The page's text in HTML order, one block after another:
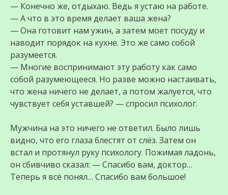
— Конечно же, отдыхаю. Ведь я устаю на работе.
— А что в это время делает ваша жена?
— Она готовит нам ужин, а затем моет посуду и
наводит порядок на кухне. Это же само собой
разумеется.
— Многие воспринимают эту работу как само
собой разумеющееся. Но разве можно настаивать,
что жена ничего не делает, а потом жалуется, что
чувствует себя уставшей? — спросил психолог.
Мужчина на это ничего не ответил. Было лишь
видно, что его глаза блестят от слёз. Затем он
встал и протянул руку психологу. Пожимая ладонь,
он сбивчиво сказал: — Спасибо вам, доктор…
Теперь я всё понял… Спасибо вам большое!